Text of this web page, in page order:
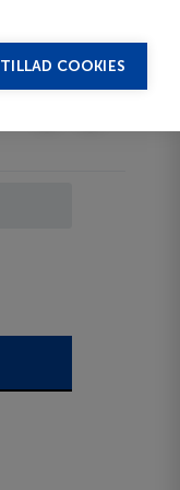
TILLAD COOKIES